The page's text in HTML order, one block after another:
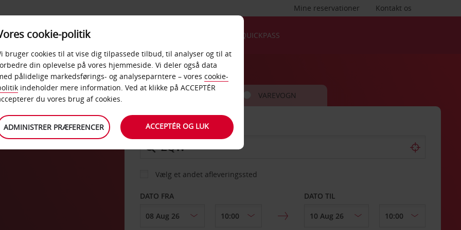
Kontakt os
Mine reservationer
PRODUKTER &
KONTORER
QUICKPASS
BIL VAREVOGN
AFHENT FRA
Vælg et andet afleveringssted
DATO FRA DATO TIL
cookie-politik
bruger cookies til at vise dig tilpassede tilbud, til analyser og til at
din oplevelse på vores hjemmeside. Vi deler også data
pålidelige markedsførings- og analyseparntere – vores cookie-
indeholder mere information. Ved at klikke på ACCEPTÉR
du vores brug af cookies.
ADMINISTRER PRÆFERENCER ACCEPTÉR OG LUK